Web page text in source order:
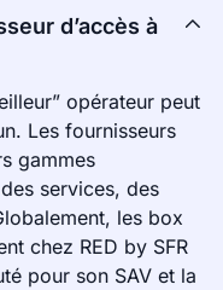
d’accès à
opérateur peut
Les fournisseurs
gammes
services, des
les box
chez RED by SFR
pour son SAV et la